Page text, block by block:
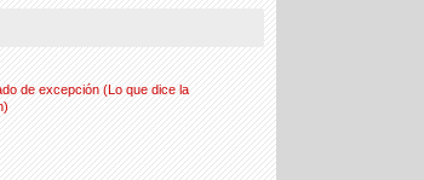
de excepción (Lo que dice la